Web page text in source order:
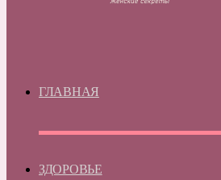
ГЛАВНАЯ
ЗДОРОВЬЕ